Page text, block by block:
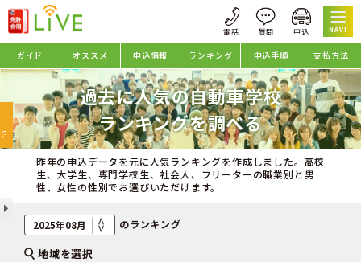
NAVI
ガイド オススメ 申込情報 ランキング 申込手順 支払方法
過去に人気の自動車学校
ランキングを調べる
昨年の申込データを元に人気ランキングを作成しました。高校
生、大学生、専門学校生、社会人、フリーターの職業別と男
性、女性の性別でお選びいただけます。
のランキング
地域を選択